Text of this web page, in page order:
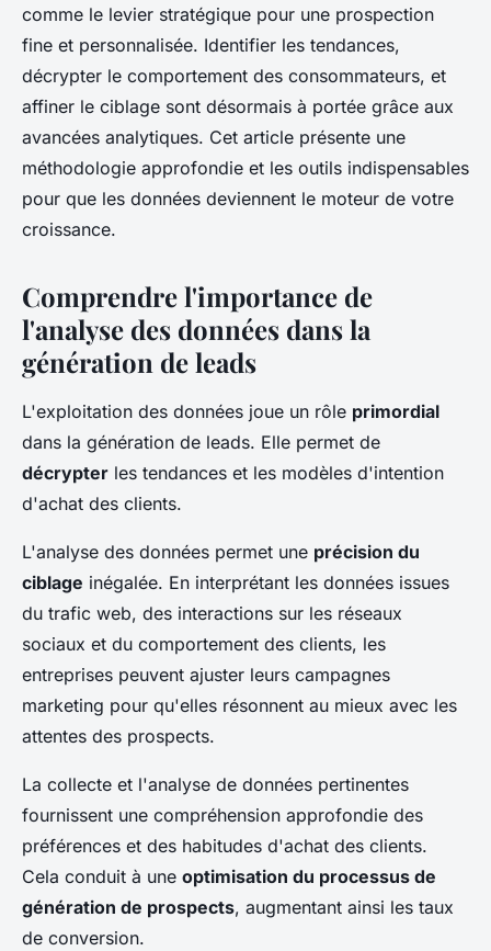
comme le levier stratégique pour une prospection
fine et personnalisée. Identifier les tendances,
décrypter le comportement des consommateurs, et
affiner le ciblage sont désormais à portée grâce aux
avancées analytiques. Cet article présente une
méthodologie approfondie et les outils indispensables
pour que les données deviennent le moteur de votre
croissance.
Comprendre l'importance de
l'analyse des données dans la
génération de leads
L'exploitation des données joue un rôle primordial
dans la génération de leads. Elle permet de
décrypter les tendances et les modèles d'intention
d'achat des clients.
L'analyse des données permet une précision du
ciblage inégalée. En interprétant les données issues
du trafic web, des interactions sur les réseaux
sociaux et du comportement des clients, les
entreprises peuvent ajuster leurs campagnes
marketing pour qu'elles résonnent au mieux avec les
attentes des prospects.
La collecte et l'analyse de données pertinentes
fournissent une compréhension approfondie des
préférences et des habitudes d'achat des clients.
Cela conduit à une optimisation du processus de
génération de prospects, augmentant ainsi les taux
de conversion.